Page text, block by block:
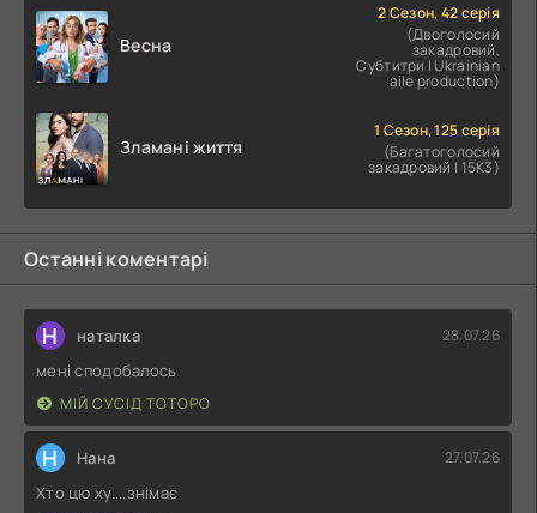
Весна
2 Сезон, 42 серія
(Двоголосий
закадровий,
Субтитри | Ukrainian
aile production)
Зламані життя
1 Сезон, 125 серія
(Багатоголосий
закадровий | 15K3)
Останні коментарі
Н наталка 28.07.26
мені сподобалось
МІЙ СУСІД ТОТОРО
Н Нана 27.07.26
Хто цю ху....знімає